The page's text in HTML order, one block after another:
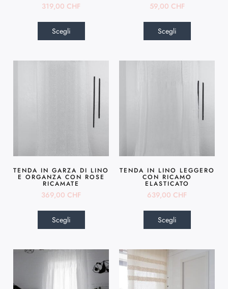
319,00 CHF
Scegli
59,00 CHF
Scegli
TENDA IN GARZA DI LINO
E ORGANZA CON ROSE
RICAMATE
369,00 CHF
Scegli
TENDA IN LINO LEGGERO
CON RICAMO
ELASTICATO
639,00 CHF
Scegli